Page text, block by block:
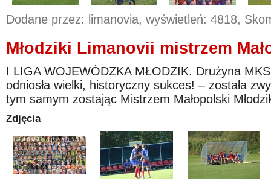
Dodane przez: limanovia, wyświetleń: 4818,
Młodziki Limanovii mistrzem
I LIGA WOJEWÓDZKA MŁODZIK. Drużyna
odniosła wielki, historyczny sukces! – została
tym samym zostając Mistrzem Małopolski
Zdjęcia